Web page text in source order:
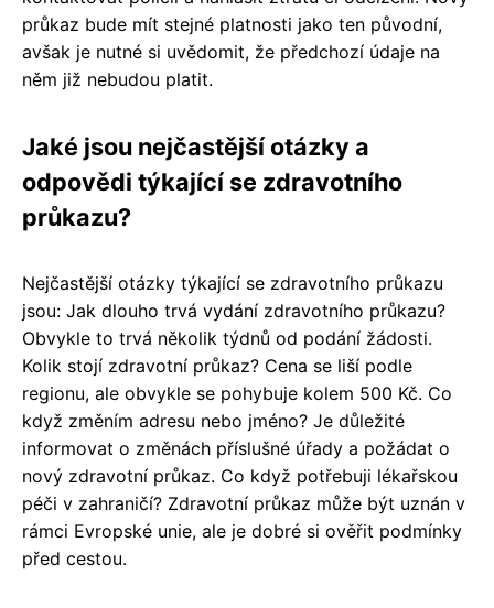
průkaz bude mít stejné platnosti jako ten původní,
avšak je nutné si uvědomit, že předchozí údaje na
něm již nebudou platit.
Jaké jsou nejčastější otázky a
odpovědi týkající se zdravotního
průkazu?
Nejčastější otázky týkající se zdravotního průkazu
jsou: Jak dlouho trvá vydání zdravotního průkazu?
Obvykle to trvá několik týdnů od podání žádosti.
Kolik stojí zdravotní průkaz? Cena se liší podle
regionu, ale obvykle se pohybuje kolem 500 Kč. Co
když změním adresu nebo jméno? Je důležité
informovat o změnách příslušné úřady a požádat o
nový zdravotní průkaz. Co když potřebuji lékařskou
péči v zahraničí? Zdravotní průkaz může být uznán v
rámci Evropské unie, ale je dobré si ověřit podmínky
před cestou.